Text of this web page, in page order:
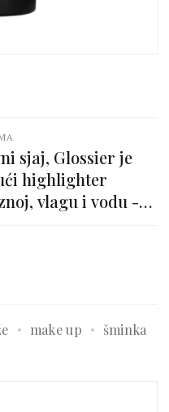
sjaj, Glossier je
highlighter
vlagu i vodu -
make up šminka